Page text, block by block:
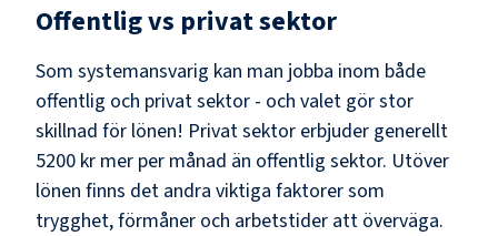
Offentlig vs privat sektor
Som systemansvarig kan man jobba inom både
offentlig och privat sektor - och valet gör stor
skillnad för lönen! Privat sektor erbjuder generellt
5200 kr mer per månad än offentlig sektor. Utöver
lönen finns det andra viktiga faktorer som
trygghet, förmåner och arbetstider att överväga.